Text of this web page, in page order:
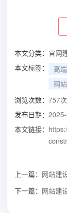
本文分类： 官网
本文标签：
高
网
浏览次数： 757
发布日期：
本文链接：
上一篇： 网站建
下一篇： 网站建